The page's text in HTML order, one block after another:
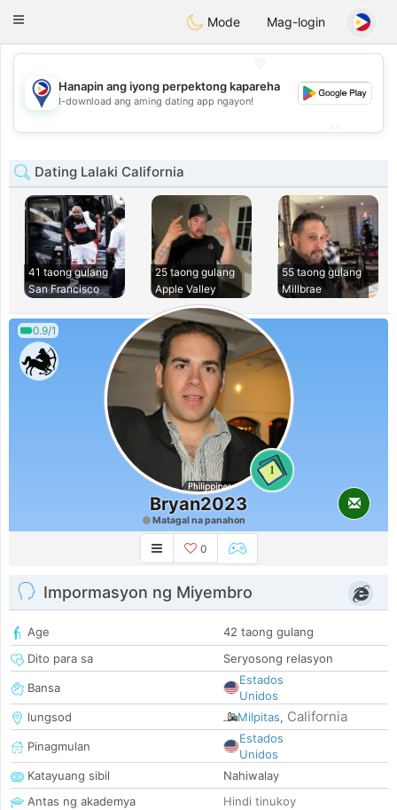
PhilippinesChat
Toggle
Mode Mag-login
💖
💕
Hanapin ang iyong perpektong kapareha
I-download ang aming dating app ngayon!
Dating Lalaki California
41 taong gulang
San Francisco
25 taong gulang
Apple Valley
55 taong gulang
Millbrae
0.9/1
1
Bryan2023
Matagal na panahon
0
Impormasyon ng Miyembro
Age
42 taong gulang
Dito para sa
Seryosong relasyon
Bansa
Estados
Unidos
lungsod
Milpitas, California
Pinagmulan
Estados
Unidos
Katayuang sibil
Nahiwalay
Antas ng akademya
Hindi tinukoy